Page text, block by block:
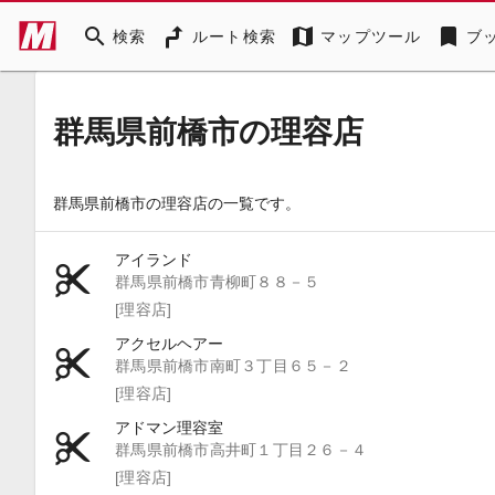
search 検索 ルート検索 map マップツール bookmark ブ
群馬県前橋市の理容店
群馬県前橋市の理容店の一覧です。
アイランド
群馬県前橋市青柳町８８－５
[理容店]
アクセルヘアー
群馬県前橋市南町３丁目６５－２
[理容店]
アドマン理容室
群馬県前橋市高井町１丁目２６－４
[理容店]